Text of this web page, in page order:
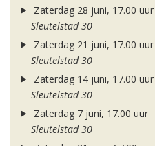
Zaterdag 28 juni, 17.00 uur
Sleutelstad 30
Zaterdag 21 juni, 17.00 uur
Sleutelstad 30
Zaterdag 14 juni, 17.00 uur
Sleutelstad 30
Zaterdag 7 juni, 17.00 uur
Sleutelstad 30